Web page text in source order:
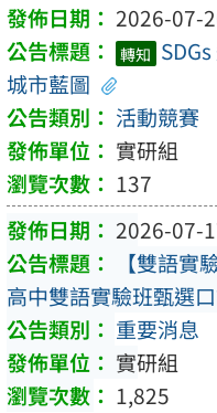
2026-07-
轉知
城市藍圖
活動競賽
實研組
137
2026-07-
【雙語實
高中雙語實驗班甄選
重要消息
實研組
1,825